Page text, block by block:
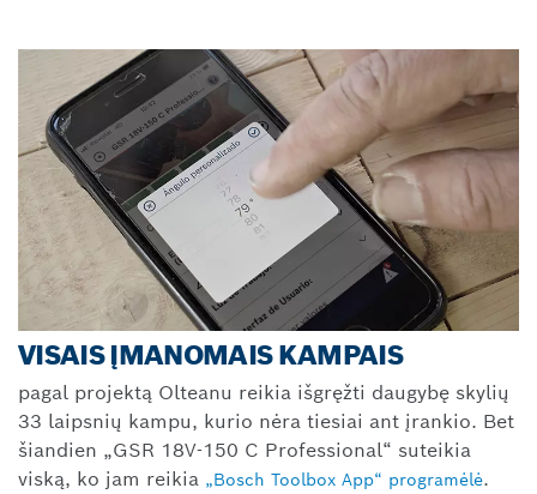
VISAIS ĮMANOMAIS KAMPAIS
pagal projektą Olteanu reikia išgręžti daugybę skylių
33 laipsnių kampu, kurio nėra tiesiai ant įrankio. Bet
šiandien „GSR 18V-150 C Professional“ suteikia
viską, ko jam reikia „Bosch Toolbox App“ programėlė.